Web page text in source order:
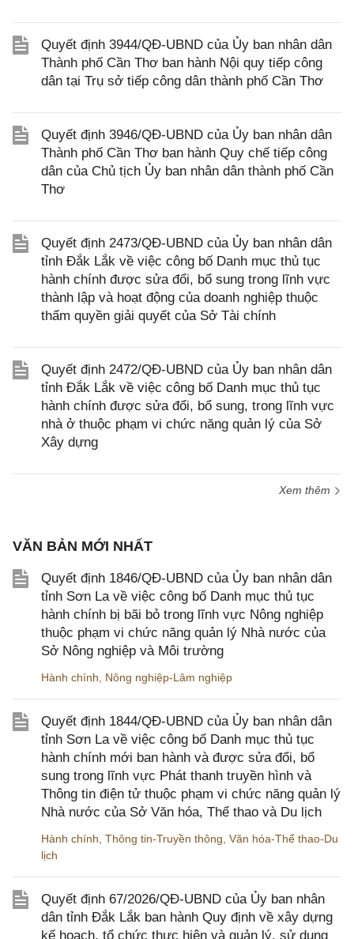
Quyết định 3944/QĐ-UBND của Ủy ban nhân dân
Thành phố Cần Thơ ban hành Nội quy tiếp công
dân tại Trụ sở tiếp công dân thành phố Cần Thơ
Quyết định 3946/QĐ-UBND của Ủy ban nhân dân
Thành phố Cần Thơ ban hành Quy chế tiếp công
dân của Chủ tịch Ủy ban nhân dân thành phố Cần
Thơ
Quyết định 2473/QĐ-UBND của Ủy ban nhân dân
tỉnh Đắk Lắk về việc công bố Danh mục thủ tục
hành chính được sửa đổi, bổ sung trong lĩnh vực
thành lập và hoạt động của doanh nghiệp thuộc
thẩm quyền giải quyết của Sở Tài chính
Quyết định 2472/QĐ-UBND của Ủy ban nhân dân
tỉnh Đắk Lắk về việc công bố Danh mục thủ tục
hành chính được sửa đổi, bổ sung, trong lĩnh vực
nhà ở thuộc phạm vi chức năng quản lý của Sở
Xây dựng
Xem thêm
VĂN BẢN MỚI NHẤT
Quyết định 1846/QĐ-UBND của Ủy ban nhân dân
tỉnh Sơn La về việc công bố Danh mục thủ tục
hành chính bị bãi bỏ trong lĩnh vực Nông nghiệp
thuộc phạm vi chức năng quản lý Nhà nước của
Sở Nông nghiệp và Môi trường
Hành chính Nông nghiệp-Lâm nghiệp
Quyết định 1844/QĐ-UBND của Ủy ban nhân dân
tỉnh Sơn La về việc công bố Danh mục thủ tục
hành chính mới ban hành và được sửa đổi, bổ
sung trong lĩnh vực Phát thanh truyền hình và
Thông tin điện tử thuộc phạm vi chức năng quản lý
Nhà nước của Sở Văn hóa, Thể thao và Du lịch
Hành chính Thông tin-Truyền thông Văn hóa-Thể thao-Du
lịch
Quyết định 67/2026/QĐ-UBND của Ủy ban nhân
dân tỉnh Đắk Lắk ban hành Quy định về xây dựng
kế hoạch, tổ chức thực hiện và quản lý, sử dụng